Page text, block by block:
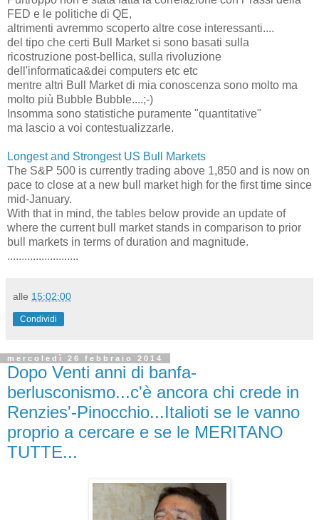
FED e le politiche di QE,
altrimenti avremmo scoperto altre cose interessanti....
del tipo che certi Bull Market si sono basati sulla
ricostruzione post-bellica, sulla rivoluzione
dell'informatica&dei computers etc etc
mentre altri Bull Market di mia conoscenza sono molto ma
molto più Bubble Bubble....;-)
Insomma sono statistiche puramente "quantitative"
ma lascio a voi contestualizzarle.
Longest and Strongest US Bull Markets
The S&P 500 is currently trading above 1,850 and is now on
pace to close at a new bull market high for the first time since
mid-January.
With that in mind, the tables below provide an update of
where the current bull market stands in comparison to prior
bull markets in terms of duration and magnitude.
.........................
alle 15:02:00
Condividi
mercoledì 26 febbraio 2014
Dopo Venti anni di banfa-
berlusconismo...c'è ancora chi crede in
Renzies'-Pinocchio...Italioti se le vanno
proprio a cercare e se le MERITANO
TUTTE...